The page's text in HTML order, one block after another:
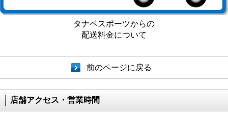
タナベスポーツからの
配送料金について
前のページに戻る
店舗アクセス・営業時間